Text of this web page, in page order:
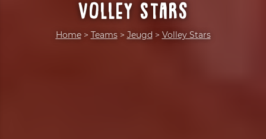
Volley Stars
Home > Teams > Jeugd > Volley Stars